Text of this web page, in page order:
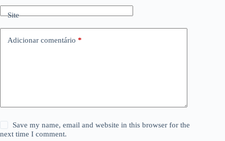
Site
Adicionar comentário *
Save my name, email and website in this browser for the
next time I comment.